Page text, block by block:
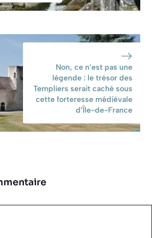
Non, ce n’est pas une
légende : le trésor des
Templiers serait caché sous
cette forteresse médiévale
d’Île-de-France